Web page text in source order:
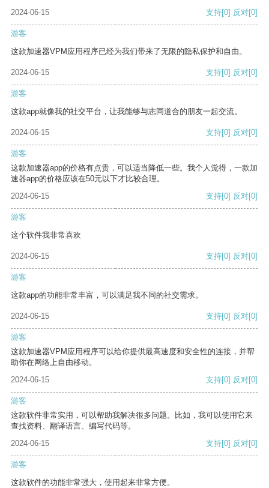
2024-06-15 支持[0] 反对[0]
游客
这款加速器VPM应用程序已经为我们带来了无限的隐私保护和自由。
2024-06-15 支持[0] 反对[0]
游客
这款app就像我的社交平台，让我能够与志同道合的朋友一起交流。
2024-06-15 支持[0] 反对[0]
游客
这款加速器app的价格有点贵，可以适当降低一些。我个人觉得，一款加
速器app的价格应该在50元以下才比较合理。
2024-06-15
支持[0] 反对[0]
游客
这个软件我非常喜欢
2024-06-15 支持[0] 反对[0]
游客
这款app的功能非常丰富，可以满足我不同的社交需求。
2024-06-15 支持[0] 反对[0]
游客
这款加速器VPM应用程序可以给你提供最高速度和安全性的连接，并帮
助你在网络上自由移动。
2024-06-15
支持[0] 反对[0]
游客
这款软件非常实用，可以帮助我解决很多问题。比如，我可以使用它来
查找资料、翻译语言、编写代码等。
2024-06-15
支持[0] 反对[0]
游客
这款软件的功能非常强大，使用起来非常方便。